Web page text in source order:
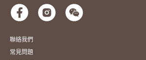
聯絡我們
常見問題